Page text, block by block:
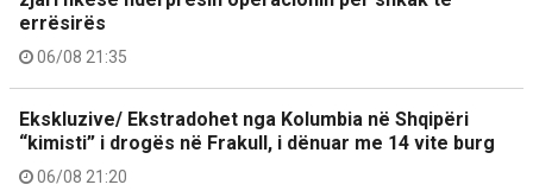
errësirës
06/08 21:35
Ekskluzive/ Ekstradohet nga Kolumbia në Shqipëri
“kimisti” i drogës në Frakull, i dënuar me 14 vite burg
06/08 21:20